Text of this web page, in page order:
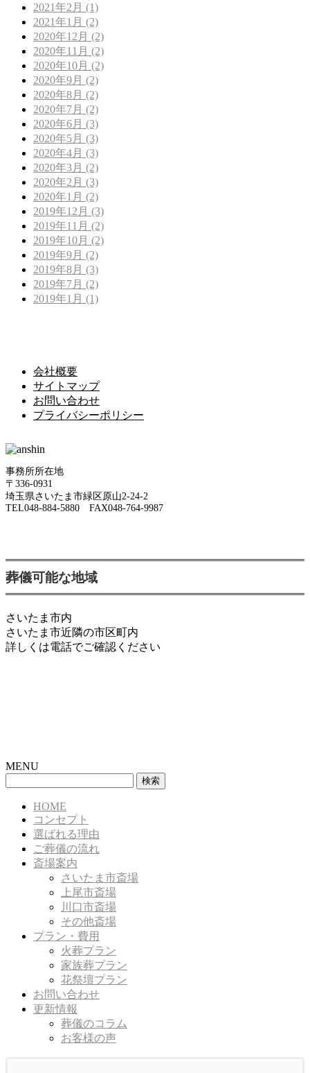
2021年2月 (1)
2021年1月 (2)
2020年12月 (2)
2020年11月 (2)
2020年10月 (2)
2020年9月 (2)
2020年8月 (2)
2020年7月 (2)
2020年6月 (3)
2020年5月 (3)
2020年4月 (3)
2020年3月 (2)
2020年2月 (3)
2020年1月 (2)
2019年12月 (3)
2019年11月 (2)
2019年10月 (2)
2019年9月 (2)
2019年8月 (3)
2019年7月 (2)
2019年1月 (1)
会社概要
サイトマップ
お問い合わせ
プライバシーポリシー
事務所所在地
〒336-0931
埼玉県さいたま市緑区原山2-24-2
TEL048-884-5880 FAX048-764-9987
葬儀可能な地域
さいたま市内
さいたま市近隣の市区町内
詳しくは電話でご確認ください
MENU
HOME
コンセプト
選ばれる理由
ご葬儀の流れ
斎場案内
さいたま市斎場
上尾市斎場
川口市斎場
その他斎場
プラン・費用
火葬プラン
家族葬プラン
花祭壇プラン
お問い合わせ
更新情報
葬儀のコラム
お客様の声